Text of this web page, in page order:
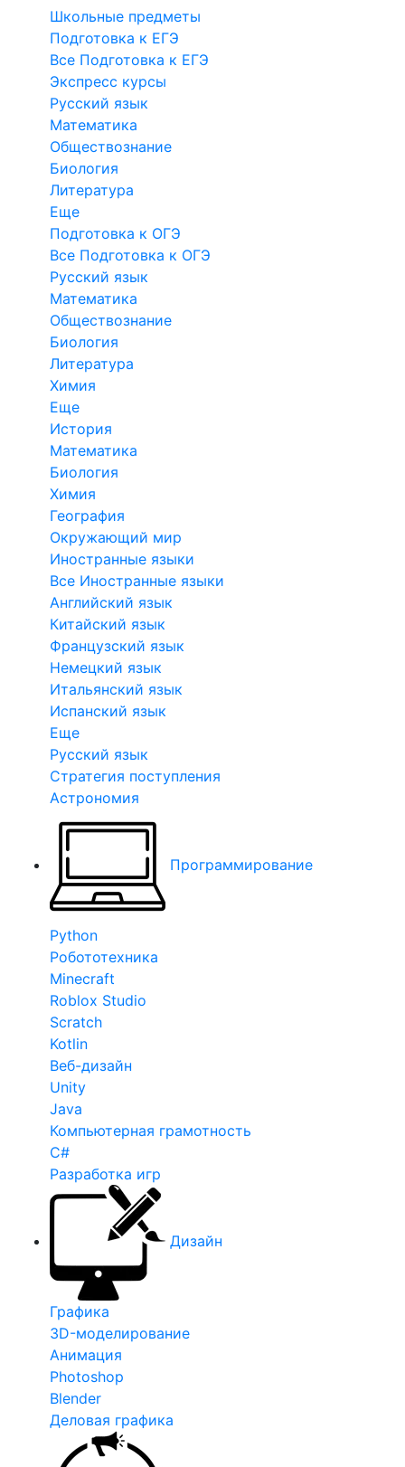
Школьные предметы
Подготовка к ЕГЭ
Все Подготовка к ЕГЭ
Экспресс курсы
Русский язык
Математика
Обществознание
Биология
Литература
Еще
Подготовка к ОГЭ
Все Подготовка к ОГЭ
Русский язык
Математика
Обществознание
Биология
Литература
Химия
Еще
История
Математика
Биология
Химия
География
Окружающий мир
Иностранные языки
Все Иностранные языки
Английский язык
Китайский язык
Французский язык
Немецкий язык
Итальянский язык
Испанский язык
Еще
Русский язык
Стратегия поступления
Астрономия
Программирование
Python
Робототехника
Minecraft
Roblox Studio
Scratch
Kotlin
Веб-дизайн
Unity
Java
Компьютерная грамотность
C#
Разработка игр
Дизайн
Графика
3D-моделирование
Анимация
Photoshop
Blender
Деловая графика